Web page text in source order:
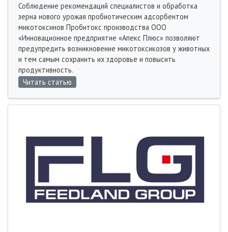
Соблюдение рекомендаций специалистов и обработка
зерна нового урожая пробиотическим адсорбентом
микотоксинов Пробитокс производства ООО
«Инновационное предприятие «Апекс Плюс» позволяют
предупредить возникновение микотоксикозов у животных
и тем самым сохранить их здоровье и повысить
продуктивность.
Читать статью